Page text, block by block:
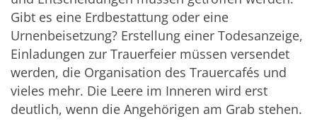
Gibt es eine Erdbestattung oder eine
Urnenbeisetzung? Erstellung einer Todesanzeige,
Einladungen zur Trauerfeier müssen versendet
werden, die Organisation des Trauercafés und
vieles mehr. Die Leere im Inneren wird erst
deutlich, wenn die Angehörigen am Grab stehen.